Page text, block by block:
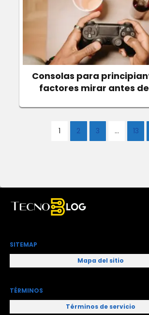
Consolas para
factores mirar antes
1 2 3 … 13
SITEMAP
Mapa del sitio
TÉRMINOS
Términos de servicio